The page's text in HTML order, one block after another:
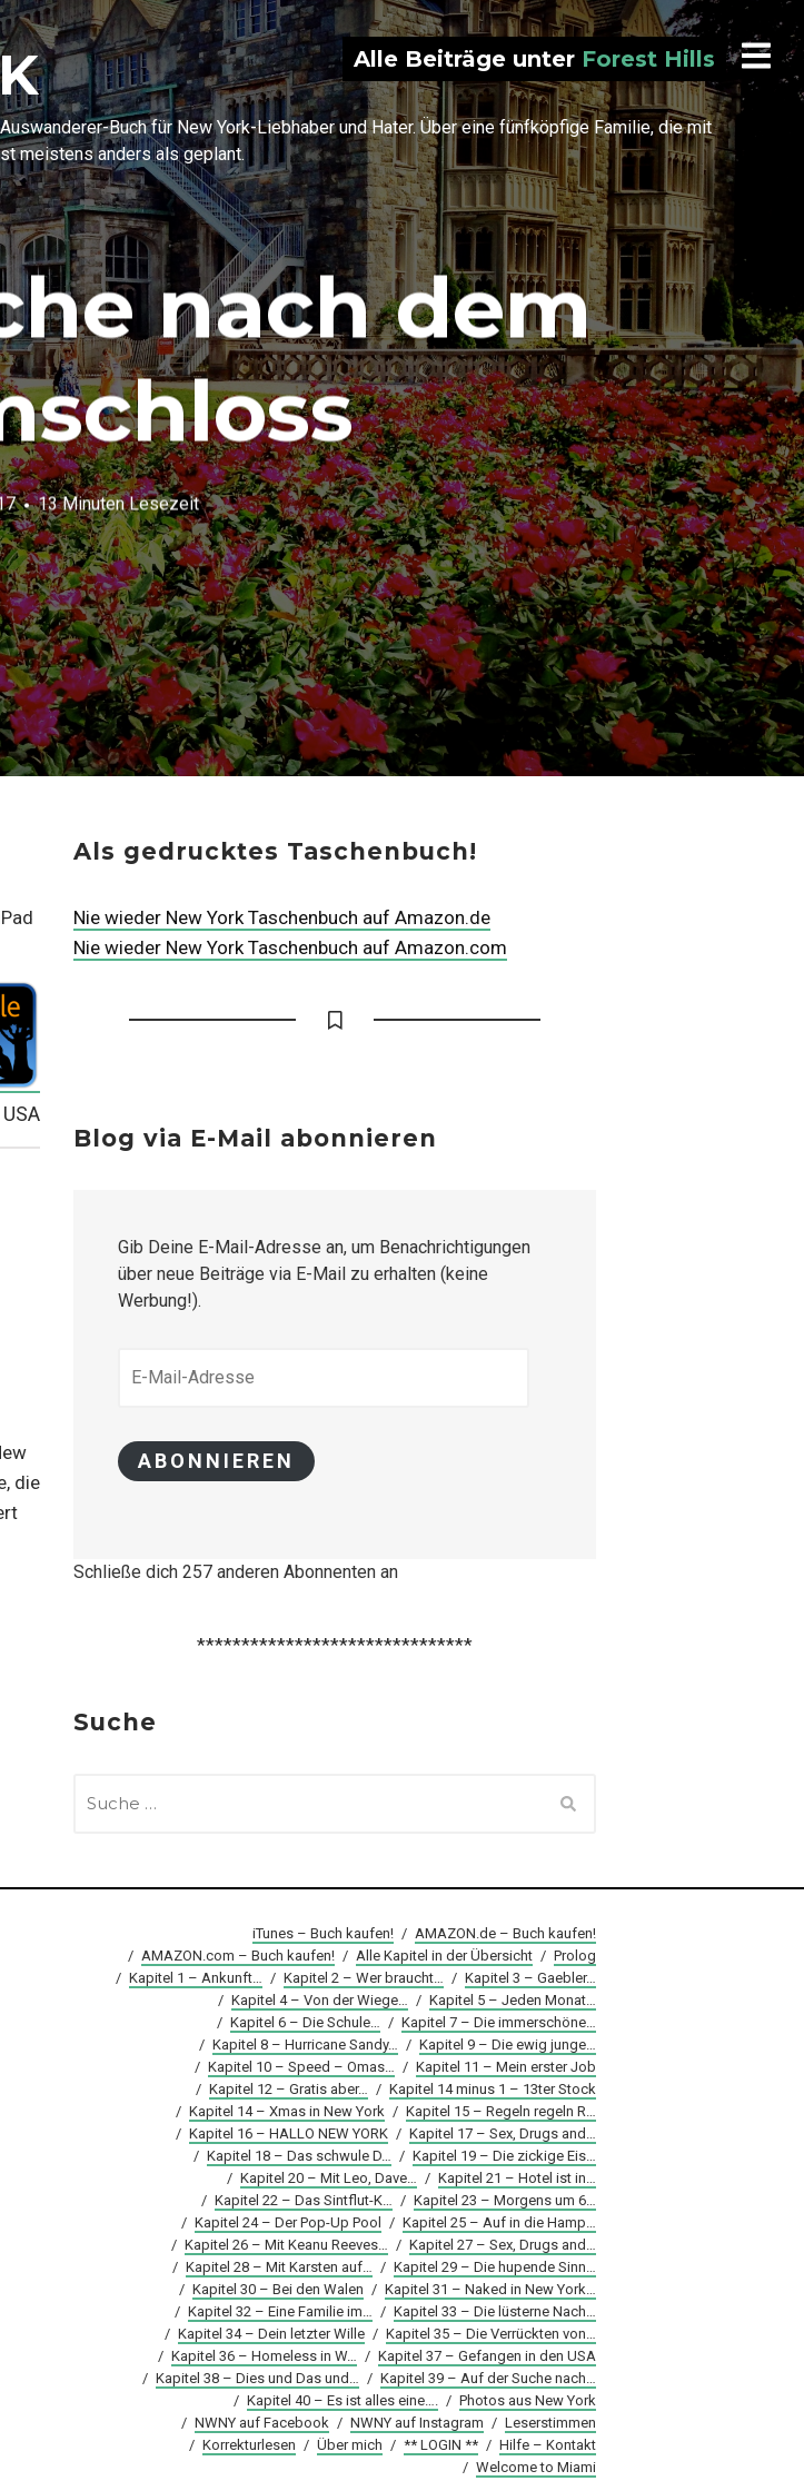
Buch für New York-Liebhaber und Hater. Über eine fünfköpfige Familie, die mit
meistens anders als geplant.
Alle Beiträge unter Forest Hills
nach dem
13 Minuten Lesezeit
USA
die
Als gedrucktes Taschenbuch!
Nie wieder New York Taschenbuch auf Amazon.de
Nie wieder New York Taschenbuch auf Amazon.com
Blog via E-Mail abonnieren
Gib Deine E-Mail-Adresse an, um Benachrichtigungen
über neue Beiträge via E-Mail zu erhalten (keine
Werbung!).
MAIL-
ABONNIEREN
Schließe dich 257 anderen Abonnenten an
*******************************
Suche
NACH:
iTunes – Buch kaufen! / AMAZON.de – Buch kaufen!
/ AMAZON.com – Buch kaufen! / Alle Kapitel in der Übersicht / Prolog
/ Kapitel 1 – Ankunft… / Kapitel 2 – Wer braucht… / Kapitel 3 – Gaebler…
/ Kapitel 4 – Von der Wiege… / Kapitel 5 – Jeden Monat…
/ Kapitel 6 – Die Schule… / Kapitel 7 – Die immerschöne…
/ Kapitel 8 – Hurricane Sandy… / Kapitel 9 – Die ewig junge…
/ Kapitel 10 – Speed – Omas… / Kapitel 11 – Mein erster Job
/ Kapitel 12 – Gratis aber… / Kapitel 14 minus 1 – 13ter Stock
/ Kapitel 14 – Xmas in New York / Kapitel 15 – Regeln regeln R…
/ Kapitel 16 – HALLO NEW YORK / Kapitel 17 – Sex, Drugs and…
/ Kapitel 18 – Das schwule D… / Kapitel 19 – Die zickige Eis…
/ Kapitel 20 – Mit Leo, Dave… / Kapitel 21 – Hotel ist in…
/ Kapitel 22 – Das Sintflut-K… / Kapitel 23 – Morgens um 6…
/ Kapitel 24 – Der Pop-Up Pool / Kapitel 25 – Auf in die Hamp…
/ Kapitel 26 – Mit Keanu Reeves… / Kapitel 27 – Sex, Drugs and…
/ Kapitel 28 – Mit Karsten auf… / Kapitel 29 – Die hupende Sinn…
/ Kapitel 30 – Bei den Walen / Kapitel 31 – Naked in New York…
/ Kapitel 32 – Eine Familie im… / Kapitel 33 – Die lüsterne Nach…
/ Kapitel 34 – Dein letzter Wille / Kapitel 35 – Die Verrückten von…
/ Kapitel 36 – Homeless in W… / Kapitel 37 – Gefangen in den USA
/ Kapitel 38 – Dies und Das und… / Kapitel 39 – Auf der Suche nach…
/ Kapitel 40 – Es ist alles eine…. / Photos aus New York
/ NWNY auf Facebook / NWNY auf Instagram / Leserstimmen
/ Korrekturlesen / Über mich / ** LOGIN ** / Hilfe – Kontakt
/ Welcome to Miami